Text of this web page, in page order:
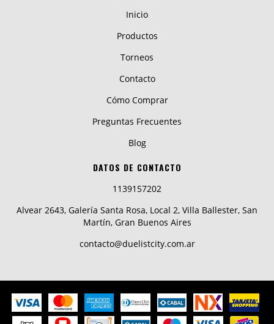
Inicio
Productos
Torneos
Contacto
Cómo Comprar
Preguntas Frecuentes
Blog
DATOS DE CONTACTO
1139157202
Alvear 2643, Galería Santa Rosa, Local 2, Villa Ballester, San
Martín, Gran Buenos Aires
contacto@duelistcity.com.ar